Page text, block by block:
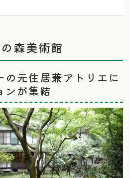
森美術館
の元住居兼アトリエに
ンが集結